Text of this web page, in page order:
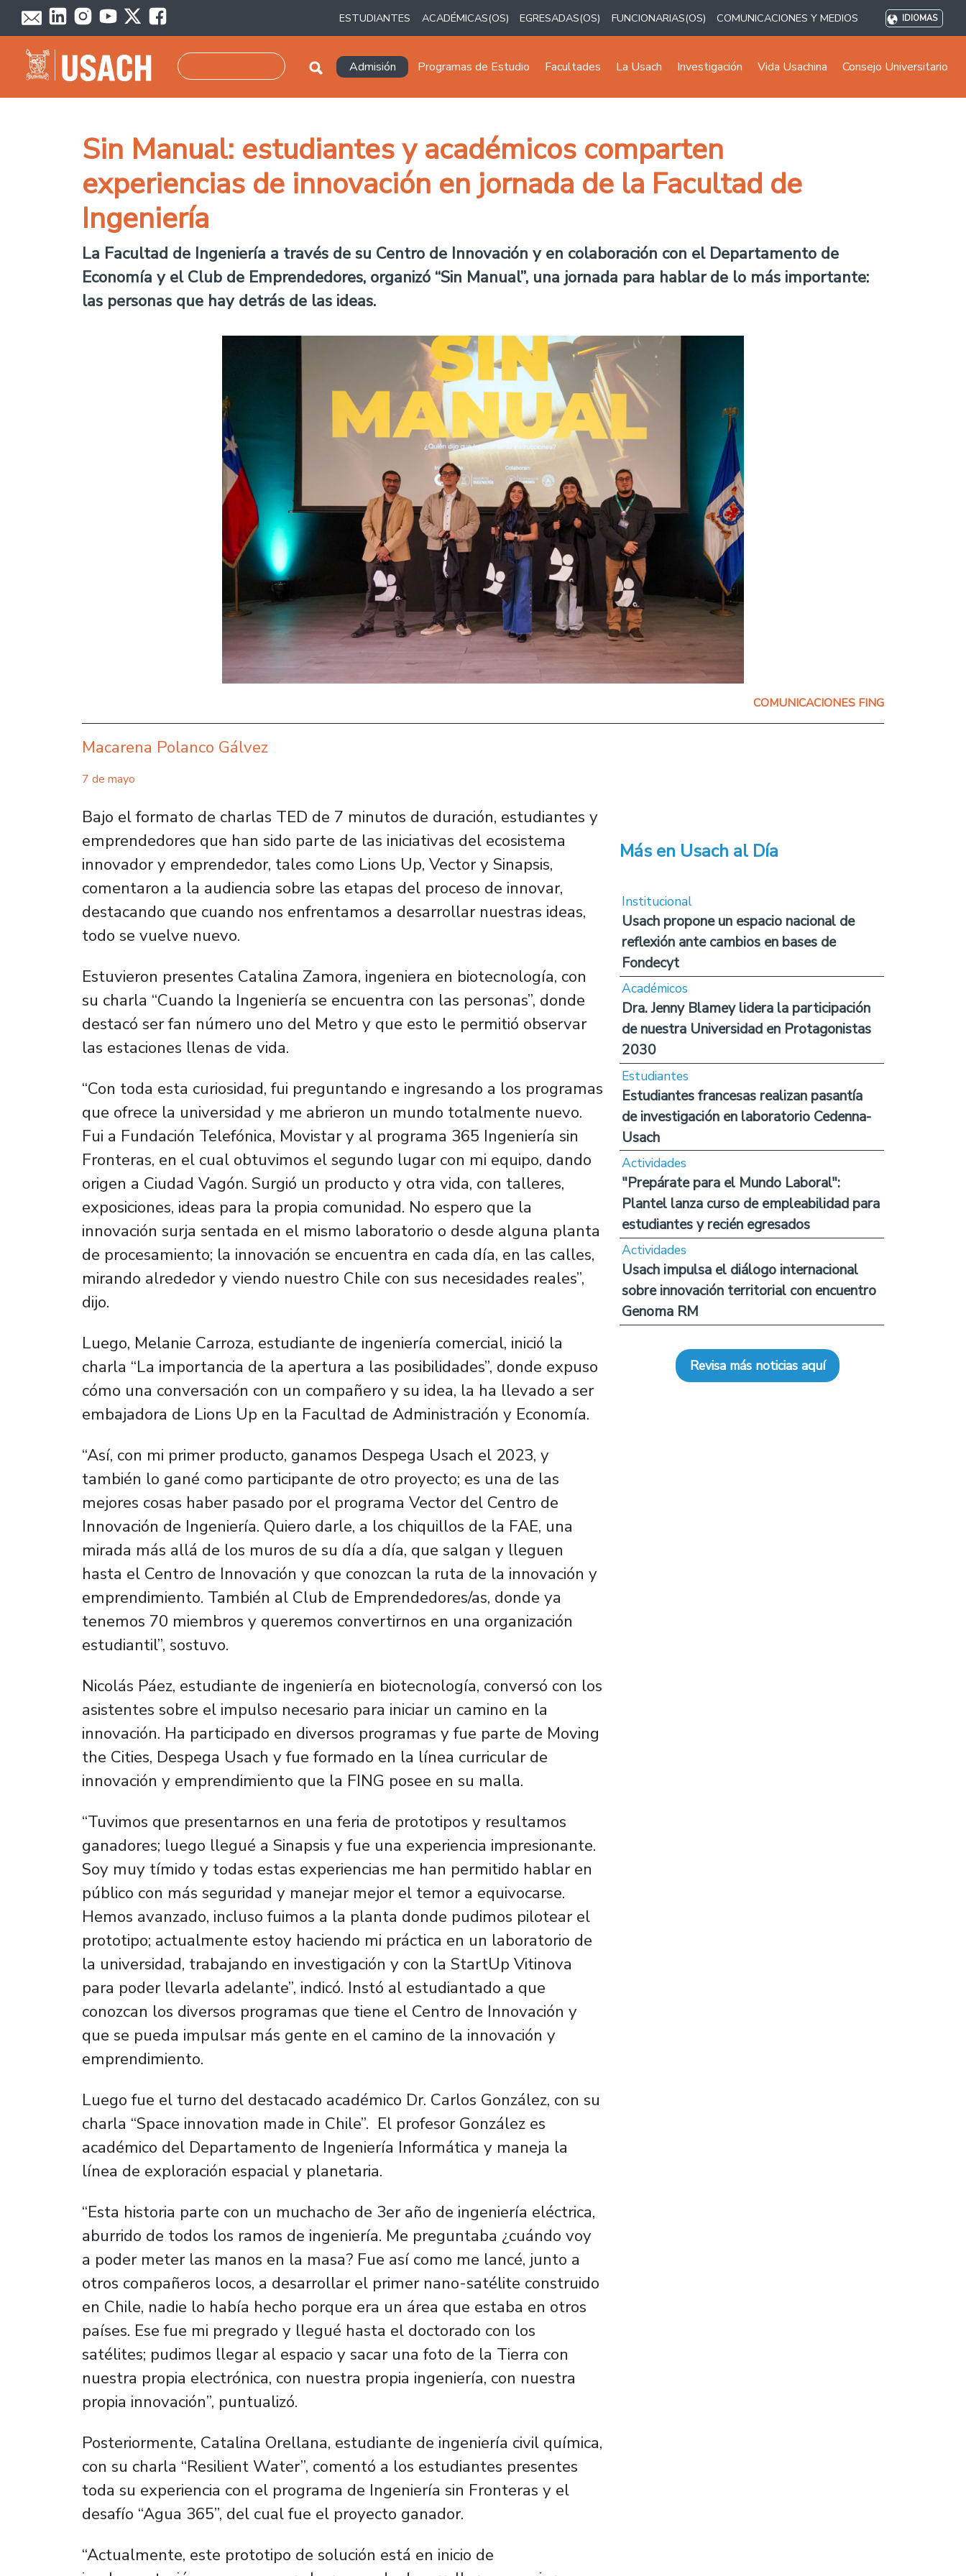
Pasar al contenido principal
ESTUDIANTES ACADÉMICAS(OS) EGRESADAS(OS) FUNCIONARIAS(OS) COMUNICACIONES Y MEDIOS IDIOMAS
Navegación principal
Admisión Programas de Estudio Facultades La Usach Investigación Vida Usachina Consejo Universitario
Sin Manual: estudiantes y académicos comparten
experiencias de innovación en jornada de la Facultad de
Ingeniería
La Facultad de Ingeniería a través de su Centro de Innovación y en colaboración con el Departamento de
Economía y el Club de Emprendedores, organizó “Sin Manual”, una jornada para hablar de lo más importante:
las personas que hay detrás de las ideas.
COMUNICACIONES FING
Macarena Polanco Gálvez
7 de mayo
Bajo el formato de charlas TED de 7 minutos de duración, estudiantes y
emprendedores que han sido parte de las iniciativas del ecosistema
innovador y emprendedor, tales como Lions Up, Vector y Sinapsis,
comentaron a la audiencia sobre las etapas del proceso de innovar,
destacando que cuando nos enfrentamos a desarrollar nuestras ideas,
todo se vuelve nuevo.
Estuvieron presentes Catalina Zamora, ingeniera en biotecnología, con
su charla “Cuando la Ingeniería se encuentra con las personas”, donde
destacó ser fan número uno del Metro y que esto le permitió observar
las estaciones llenas de vida.
“Con toda esta curiosidad, fui preguntando e ingresando a los programas
que ofrece la universidad y me abrieron un mundo totalmente nuevo.
Fui a Fundación Telefónica, Movistar y al programa 365 Ingeniería sin
Fronteras, en el cual obtuvimos el segundo lugar con mi equipo, dando
origen a Ciudad Vagón. Surgió un producto y otra vida, con talleres,
exposiciones, ideas para la propia comunidad. No espero que la
innovación surja sentada en el mismo laboratorio o desde alguna planta
de procesamiento; la innovación se encuentra en cada día, en las calles,
mirando alrededor y viendo nuestro Chile con sus necesidades reales”,
dijo.
Luego, Melanie Carroza, estudiante de ingeniería comercial, inició la
charla “La importancia de la apertura a las posibilidades”, donde expuso
cómo una conversación con un compañero y su idea, la ha llevado a ser
embajadora de Lions Up en la Facultad de Administración y Economía.
“Así, con mi primer producto, ganamos Despega Usach el 2023, y
también lo gané como participante de otro proyecto; es una de las
mejores cosas haber pasado por el programa Vector del Centro de
Innovación de Ingeniería. Quiero darle, a los chiquillos de la FAE, una
mirada más allá de los muros de su día a día, que salgan y lleguen
hasta el Centro de Innovación y que conozcan la ruta de la innovación y
emprendimiento. También al Club de Emprendedores/as, donde ya
tenemos 70 miembros y queremos convertirnos en una organización
estudiantil”, sostuvo.
Nicolás Páez, estudiante de ingeniería en biotecnología, conversó con los
asistentes sobre el impulso necesario para iniciar un camino en la
innovación. Ha participado en diversos programas y fue parte de Moving
the Cities, Despega Usach y fue formado en la línea curricular de
innovación y emprendimiento que la FING posee en su malla.
“Tuvimos que presentarnos en una feria de prototipos y resultamos
ganadores; luego llegué a Sinapsis y fue una experiencia impresionante.
Soy muy tímido y todas estas experiencias me han permitido hablar en
público con más seguridad y manejar mejor el temor a equivocarse.
Hemos avanzado, incluso fuimos a la planta donde pudimos pilotear el
prototipo; actualmente estoy haciendo mi práctica en un laboratorio de
la universidad, trabajando en investigación y con la StartUp Vitinova
para poder llevarla adelante”, indicó. Instó al estudiantado a que
conozcan los diversos programas que tiene el Centro de Innovación y
que se pueda impulsar más gente en el camino de la innovación y
emprendimiento.
Luego fue el turno del destacado académico Dr. Carlos González, con su
charla “Space innovation made in Chile”. El profesor González es
académico del Departamento de Ingeniería Informática y maneja la
línea de exploración espacial y planetaria.
“Esta historia parte con un muchacho de 3er año de ingeniería eléctrica,
aburrido de todos los ramos de ingeniería. Me preguntaba ¿cuándo voy
a poder meter las manos en la masa? Fue así como me lancé, junto a
otros compañeros locos, a desarrollar el primer nano-satélite construido
en Chile, nadie lo había hecho porque era un área que estaba en otros
países. Ese fue mi pregrado y llegué hasta el doctorado con los
satélites; pudimos llegar al espacio y sacar una foto de la Tierra con
nuestra propia electrónica, con nuestra propia ingeniería, con nuestra
propia innovación”, puntualizó.
Posteriormente, Catalina Orellana, estudiante de ingeniería civil química,
con su charla “Resilient Water”, comentó a los estudiantes presentes
toda su experiencia con el programa de Ingeniería sin Fronteras y el
desafío “Agua 365”, del cual fue el proyecto ganador.
“Actualmente, este prototipo de solución está en inicio de
Más en Usach al Día
Institucional
Usach propone un espacio nacional de
reflexión ante cambios en bases de
Fondecyt
Académicos
Dra. Jenny Blamey lidera la participación
de nuestra Universidad en Protagonistas
2030
Estudiantes
Estudiantes francesas realizan pasantía
de investigación en laboratorio Cedenna-
Usach
Actividades
"Prepárate para el Mundo Laboral":
Plantel lanza curso de empleabilidad para
estudiantes y recién egresados
Actividades
Usach impulsa el diálogo internacional
sobre innovación territorial con encuentro
Genoma RM
Revisa más noticias aquí